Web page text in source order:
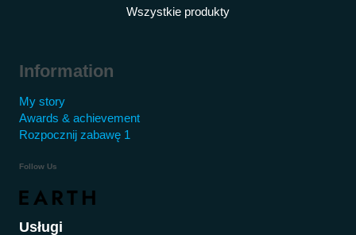
Wszystkie produkty
Information
My story
Awards & achievement
Rozpocznij zabawę 1
Follow Us
Usługi